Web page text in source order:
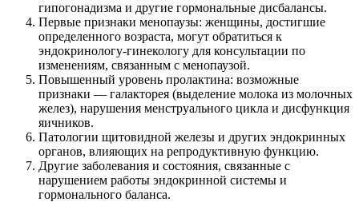
гипогонадизма и другие гормональные дисбалансы.
Первые признаки менопаузы: женщины, достигшие
определенного возраста, могут обратиться к
эндокринологу-гинекологу для консультации по
изменениям, связанным с менопаузой.
Повышенный уровень пролактина: возможные
признаки — галакторея (выделение молока из молочных
желез), нарушения менструального цикла и дисфункция
яичников.
Патологии щитовидной железы и других эндокринных
органов, влияющих на репродуктивную функцию.
Другие заболевания и состояния, связанные с
нарушением работы эндокринной системы и
гормонального баланса.